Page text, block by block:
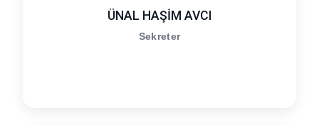
ÜNAL HAŞİM AVCI
Sekreter